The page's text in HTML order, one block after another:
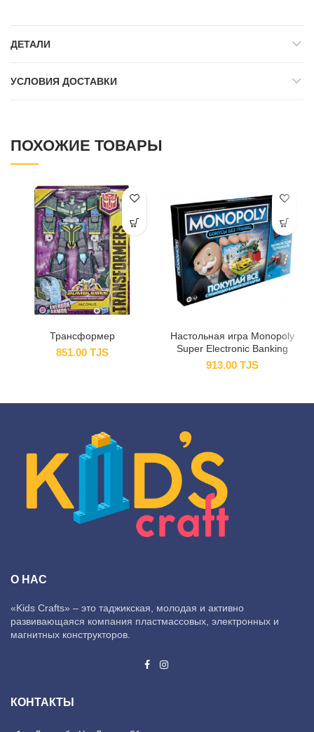
ДЕТАЛИ
УСЛОВИЯ ДОСТАВКИ
ПОХОЖИЕ ТОВАРЫ
Трансформер
851.00 TJS
Настольная игра Monopoly
Super Electronic Banking
913.00 TJS
О НАС
«Kids Crafts» – это таджикская, молодая и активно
развивающаяся компания пластмассовых, электронных и
магнитных конструкторов.
КОНТАКТЫ